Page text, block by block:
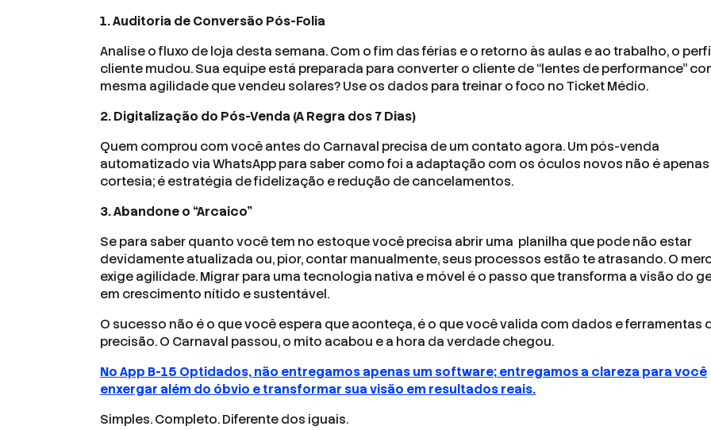
1. Auditoria de Conversão Pós-Folia
Analise o fluxo de loja desta semana. Com o fim das férias e o retorno às aulas e ao trabalho, o
cliente mudou. Sua equipe está preparada para converter o cliente de “lentes de performance”
mesma agilidade que vendeu solares? Use os dados para treinar o foco no Ticket Médio.
2. Digitalização do Pós-Venda (A Regra dos 7 Dias)
Quem comprou com você antes do Carnaval precisa de um contato agora. Um pós-venda
automatizado via WhatsApp para saber como foi a adaptação com os óculos novos não é apenas
cortesia; é estratégia de fidelização e redução de cancelamentos.
3. Abandone o “Arcaico”
Se para saber quanto você tem no estoque você precisa abrir uma planilha que pode não estar
devidamente atualizada ou, pior, contar manualmente, seus processos estão te atrasando. O
exige agilidade. Migrar para uma tecnologia nativa e móvel é o passo que transforma a visão do
em crescimento nítido e sustentável.
O sucesso não é o que você espera que aconteça, é o que você valida com dados e ferramentas
precisão. O Carnaval passou, o mito acabou e a hora da verdade chegou.
No App B-15 Optidados, não entregamos apenas um software; entregamos a clareza para você
enxergar além do óbvio e transformar sua visão em resultados reais.
Simples. Completo. Diferente dos iguais.